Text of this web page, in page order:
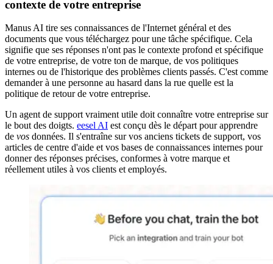
contexte de votre entreprise
Manus AI tire ses connaissances de l'Internet général et des
documents que vous téléchargez pour une tâche spécifique. Cela
signifie que ses réponses n'ont pas le contexte profond et spécifique
de votre entreprise, de votre ton de marque, de vos politiques
internes ou de l'historique des problèmes clients passés. C'est comme
demander à une personne au hasard dans la rue quelle est la
politique de retour de votre entreprise.
Un agent de support vraiment utile doit connaître votre entreprise sur
le bout des doigts. eesel AI est conçu dès le départ pour apprendre
de vos données. Il s'entraîne sur vos anciens tickets de support, vos
articles de centre d'aide et vos bases de connaissances internes pour
donner des réponses précises, conformes à votre marque et
réellement utiles à vos clients et employés.